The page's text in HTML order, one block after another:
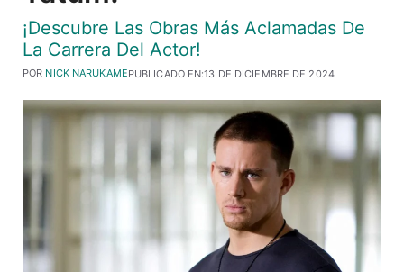
¡Descubre Las Obras Más Aclamadas De
La Carrera Del Actor!
PUBLICADO EN:13 DE DICIEMBRE DE 2024
POR NICK NARUKAME